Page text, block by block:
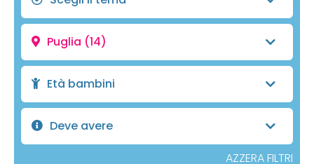
Puglia (14)
Età bambini
Deve avere
AZZERA FILTRI